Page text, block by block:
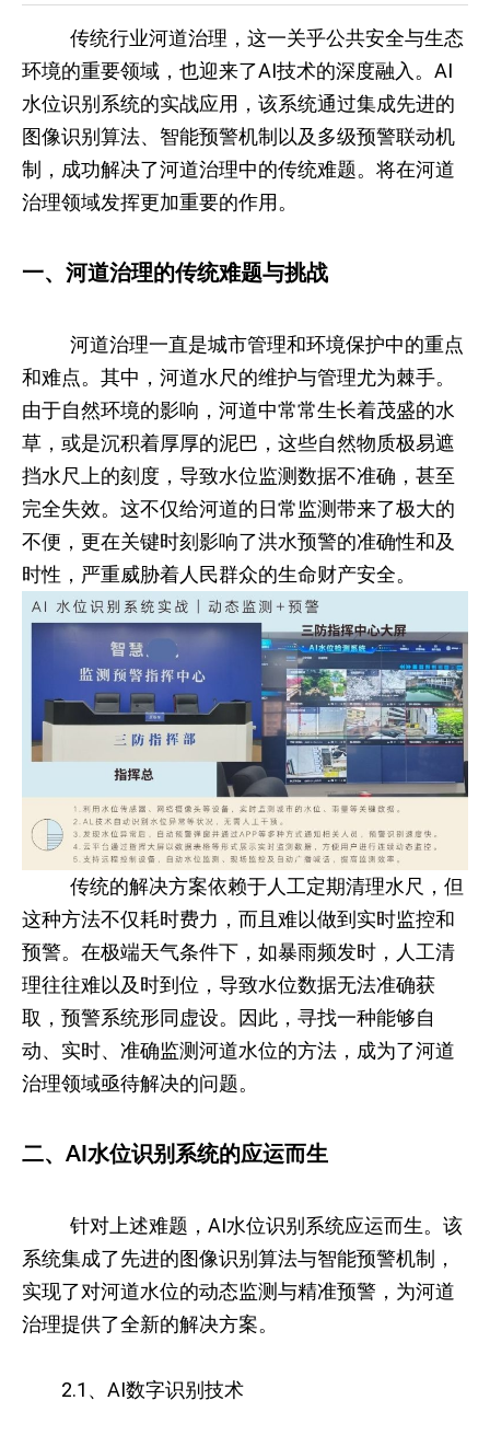
传统行业河道治理，这一关乎公共安全与生态
环境的重要领域，也迎来了AI技术的深度融入。AI
水位识别系统的实战应用，该系统通过集成先进的
图像识别算法、智能预警机制以及多级预警联动机
制，成功解决了河道治理中的传统难题。将在河道
治理领域发挥更加重要的作用。
一、河道治理的传统难题与挑战
河道治理一直是城市管理和环境保护中的重点
和难点。其中，河道水尺的维护与管理尤为棘手。
由于自然环境的影响，河道中常常生长着茂盛的水
草，或是沉积着厚厚的泥巴，这些自然物质极易遮
挡水尺上的刻度，导致水位监测数据不准确，甚至
完全失效。这不仅给河道的日常监测带来了极大的
不便，更在关键时刻影响了洪水预警的准确性和及
时性，严重威胁着人民群众的生命财产安全。
传统的解决方案依赖于人工定期清理水尺，但
这种方法不仅耗时费力，而且难以做到实时监控和
预警。在极端天气条件下，如暴雨频发时，人工清
理往往难以及时到位，导致水位数据无法准确获
取，预警系统形同虚设。因此，寻找一种能够自
动、实时、准确监测河道水位的方法，成为了河道
治理领域亟待解决的问题。
二、AI水位识别系统的应运而生
针对上述难题，AI水位识别系统应运而生。该
系统集成了先进的图像识别算法与智能预警机制，
实现了对河道水位的动态监测与精准预警，为河道
治理提供了全新的解决方案。
2.1、AI数字识别技术